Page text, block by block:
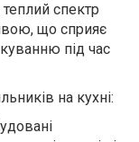
спектр
що сприяє
під час
на кухні: